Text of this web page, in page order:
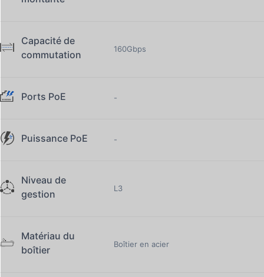
Capacité de
commutation
160Gbps
Ports PoE -
Puissance PoE -
Niveau de
gestion
L3
Matériau du
boîtier
Boîtier en acier